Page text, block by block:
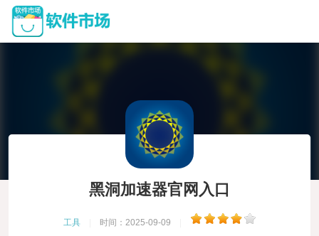
黑洞加速器官网入口
工具 时间：2025-09-09